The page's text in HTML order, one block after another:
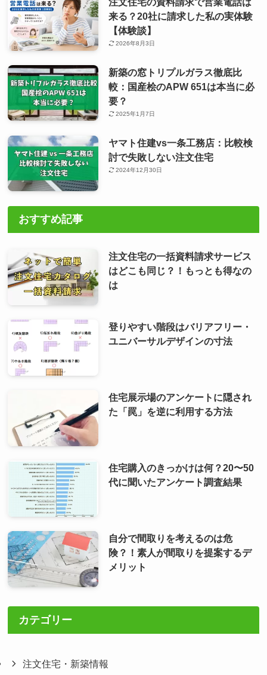
来る？20社に請求した私の実体験
【体験談】
2026年8月3日
新築の窓トリプルガラス徹底比
較：国産桧のAPW 651は本当に必
要？
2025年1月7日
ヤマト住建vs一条工務店：比較検
討で失敗しない注文住宅
2024年12月30日
おすすめ記事
注文住宅の一括資料請求サービス
はどこも同じ？！もっとも得なの
は
登りやすい階段はバリアフリー・
ユニバーサルデザインの寸法
住宅展示場のアンケートに隠され
た「罠」を逆に利用する方法
住宅購入のきっかけは何？20〜50
代に聞いたアンケート調査結果
自分で間取りを考えるのは危
険？！素人が間取りを提案するデ
メリット
カテゴリー
注文住宅・新築情報